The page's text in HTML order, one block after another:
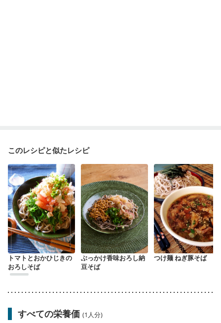
このレシピと似たレシピ
トマトとおかひじきの
おろしそば
ぶっかけ香味おろし納
豆そば
つけ麺 ねぎ豚そば
すべての栄養価 (1人分)